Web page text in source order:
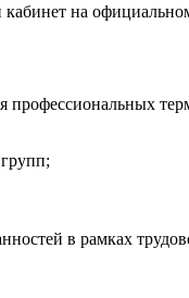
на
профессиональных
в рамках